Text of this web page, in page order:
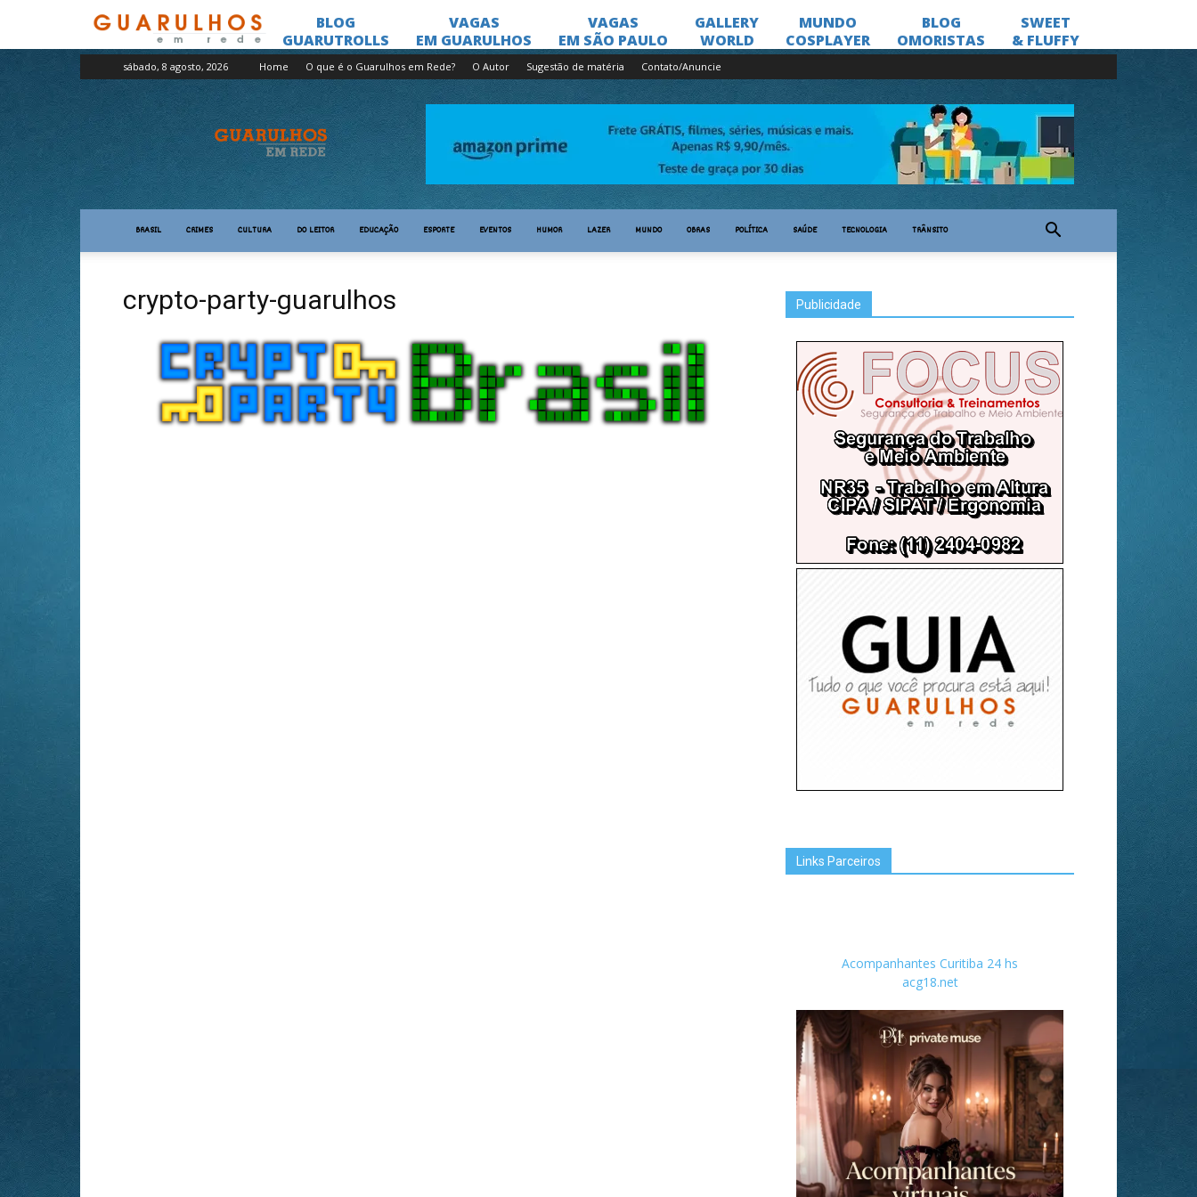
sábado, 8 agosto, 2026 Home O que é o Guarulhos em Rede? O Autor Sugestão de matéria Contato/Anuncie
Guarulhos
em
Rede
BRASIL CRIMES CULTURA DO LEITOR EDUCAÇÃO ESPORTE EVENTOS HUMOR LAZER MUNDO OBRAS POLÍTICA SAÚDE TECNOLOGIA TRÂNSITO
crypto-party-guarulhos Publicidade
Links Parceiros
Acompanhantes Curitiba 24 hs
acg18.net